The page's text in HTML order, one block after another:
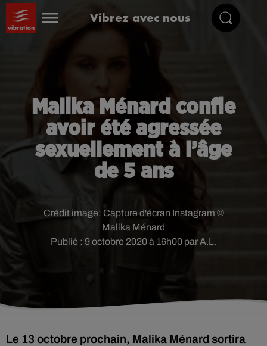
Vibrez avec nous
Malika Ménard confie
avoir été agressée
sexuellement à l’âge
de 5 ans
Publié : 9 octobre 2020 à 16h00 par A.L.
Crédit image: Capture d'écran Instagram ©
Malika Ménard
Le 13 octobre prochain, Malika Ménard sortira